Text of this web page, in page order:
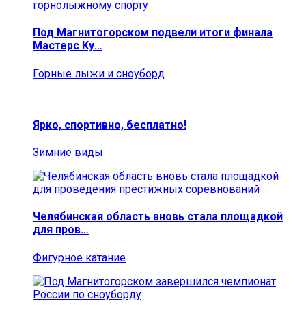
Под Магнитогорском подвели итоги финала
Мастерс Ку…
Горные лыжи и сноуборд
Ярко, спортивно, бесплатно!
Зимние виды
Челябинская область вновь стала площадкой
для пров…
Фигурное катание